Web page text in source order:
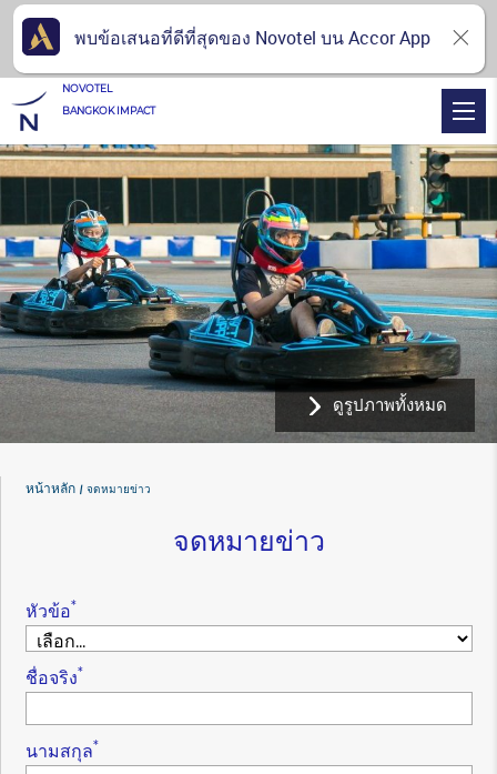
ดูรูปภาพทั้งหมด
หน้าหลัก จดหมายข่าว
จดหมายข่าว
หัวข้อ*
ชื่อจริง*
นามสกุล*
NOVOTEL
BANGKOK IMPACT
พบข้อเสนอที่ดีที่สุดของ Novotel บน Accor App